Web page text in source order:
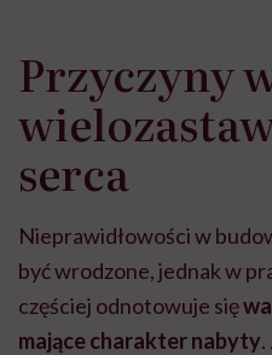
Przyczyny
serca
Nieprawidłowości w
być wrodzone, jednak w
częściej odnotowuje się
mające charakter nabyty